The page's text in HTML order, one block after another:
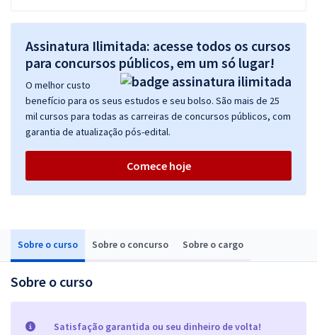
Sobre o curso Sobre o concurso Sobre o cargo
Sobre o curso
Satisfação garantida ou seu dinheiro de volta!
Assinatura Ilimitada: acesse todos os cursos
para concursos públicos, em um só lugar!
O melhor custo
benefício para os seus estudos e seu bolso. São mais de 25
mil cursos para todas as carreiras de concursos públicos, com
garantia de atualização pós-edital.
Comece hoje